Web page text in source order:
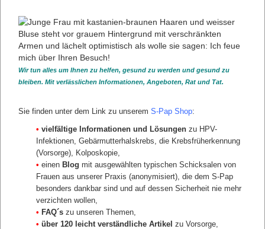
Anzahl auffällige Befunde Anzahl Abstriche Studie zur
Erkennung von Dysplasien Frühe Erkennung durch
moderne Methoden
STATISTISCHE DATEN DYSPLASIE
Anzahl auffällige Befunde
Anzahl Abstriche
Frühe Erkennung von Dysplasien
zurück
Wir tun alles um Ihnen zu helfen, gesund zu werden und gesund zu
bleiben. Mit verlässlichen Informationen, Angeboten, Rat und Tat.
Sie finden unter dem Link zu unserem S-Pap Shop:
• vielfältige Informationen und Lösungen zu HPV-
Infektionen, Gebärmutterhalskrebs, die Krebsfrüherkennung
(Vorsorge), Kolposkopie,
• einen Blog mit ausgewählten typischen Schicksalen von
Frauen aus unserer Praxis (anonymisiert), die dem S-Pap
besonders dankbar sind und auf dessen Sicherheit nie mehr
verzichten wollen,
• FAQ´s zu unseren Themen,
• über 120 leicht verständliche Artikel zu Vorsorge,